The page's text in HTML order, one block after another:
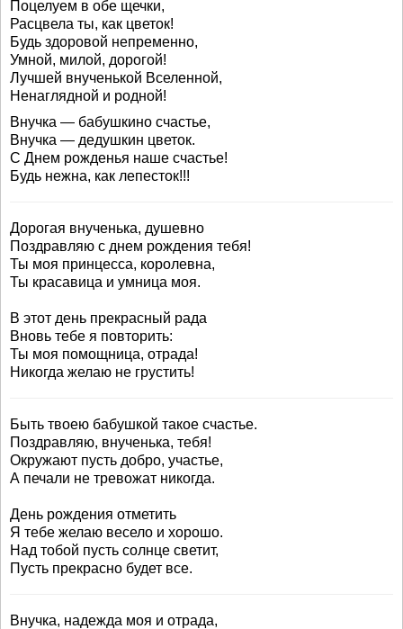
Поцелуем в обе щечки,
Расцвела ты, как цветок!
Будь здоровой непременно,
Умной, милой, дорогой!
Лучшей внученькой Вселенной,
Ненаглядной и родной!
Внучка — бабушкино счастье,
Внучка — дедушкин цветок.
С Днем рожденья наше счастье!
Будь нежна, как лепесток!!!
Дорогая внученька, душевно
Поздравляю с днем рождения тебя!
Ты моя принцесса, королевна,
Ты красавица и умница моя.
В этот день прекрасный рада
Вновь тебе я повторить:
Ты моя помощница, отрада!
Никогда желаю не грустить!
Быть твоею бабушкой такое счастье.
Поздравляю, внученька, тебя!
Окружают пусть добро, участье,
А печали не тревожат никогда.
День рождения отметить
Я тебе желаю весело и хорошо.
Над тобой пусть солнце светит,
Пусть прекрасно будет все.
Внучка, надежда моя и отрада,